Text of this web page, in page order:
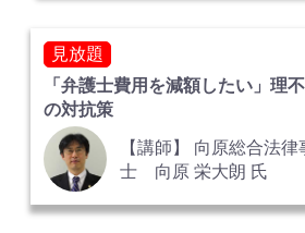
見放題
「弁護士費用を減額したい」理
の対抗策
【講師】 向原総合法
士 向原 栄大朗 氏